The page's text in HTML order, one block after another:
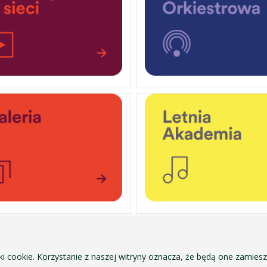
cookie. Korzystanie z naszej witryny oznacza, że będą one
POLITYKA PRYWATNOŚCI I COOKIES